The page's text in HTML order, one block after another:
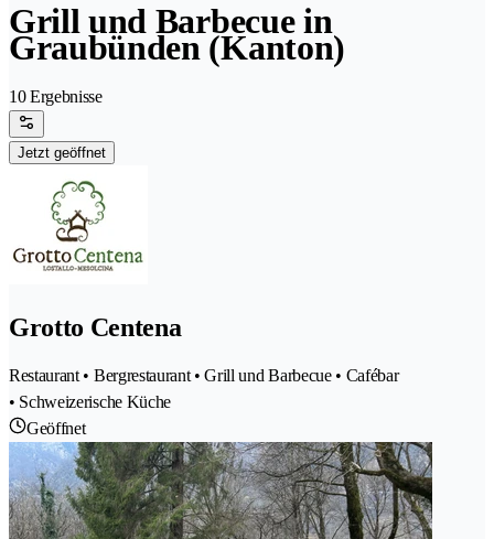
Grill und Barbecue in
Graubünden (Kanton)
10 Ergebnisse
Jetzt geöffnet
Grotto Centena
Restaurant • Bergrestaurant • Grill und Barbecue • Cafébar
• Schweizerische Küche
Geöffnet